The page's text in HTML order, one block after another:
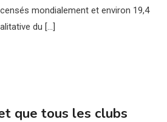
mondialement et environ 19,4
du […]
que tous les clubs